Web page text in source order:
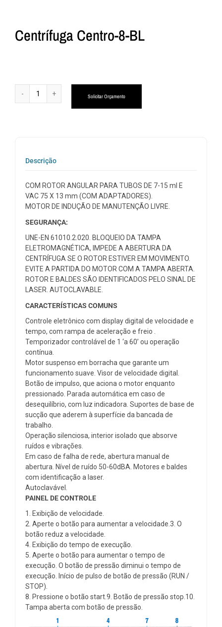
Centrífuga Centro-8-BL
Solicitar Orçamento
Descrição
COM ROTOR ANGULAR PARA TUBOS DE 7-15 ml E
VAC 75 X 13 mm (COM ADAPTADORES).
MOTOR DE INDUÇÃO DE MANUTENÇÃO LIVRE.
SEGURANÇA:
UNE-EN 61010.2.020. BLOQUEIO DA TAMPA
ELETROMAGNÉTICA, IMPEDE A ABERTURA DA
CENTRÍFUGA SE O ROTOR ESTIVER EM MOVIMENTO.
EVITE A PARTIDA DO MOTOR COM A TAMPA ABERTA.
ROTOR E BALDES SÃO IDENTIFICADOS PELO SINAL DE
LASER. AUTOCLAVABLE.
CARACTERÍSTICAS COMUNS
Controle eletrônico com display digital de velocidade e
tempo, com rampa de aceleração e freio .
Temporizador controlável de 1 ‘a 60’ ou operação
contínua.
Motor suspenso em borracha que garante um
funcionamento suave. Visor de velocidade digital.
Botão de impulso, que aciona o motor enquanto
pressionado. Parada automática em caso de
desequilíbrio, com luz indicadora. Suportes de base de
sucção que aderem à superfície da bancada de
trabalho.
Operação silenciosa, interior isolado que absorve
ruídos e vibrações.
Em caso de falha de rede, abertura manual de
abertura. Nível de ruído 50-60dBA. Motores e baldes
com identificação a laser.
Autoclavável.
PAINEL DE CONTROLE
1. Exibição de velocidade.
2. Aperte o botão para aumentar a velocidade.3. O
botão reduz a velocidade.
4. Exibição do tempo de execução.
5. Aperte o botão para aumentar o tempo de
execução. O botão de pressão diminui o tempo de
execução. Início de pulso de botão de pressão (RUN /
STOP).
8. Pressione o botão start.9. Botão de pressão stop.10.
Tampa aberta com botão de pressão.